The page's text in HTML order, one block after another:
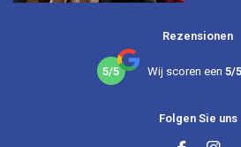
Rezensionen
5/5 Wij scoren een 5/5
Folgen Sie uns